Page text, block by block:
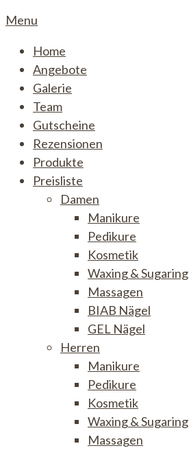
Menu
Home
Angebote
Galerie
Team
Gutscheine
Rezensionen
Produkte
Preisliste
Damen
Manikure
Pedikure
Kosmetik
Waxing & Sugaring
Massagen
BIAB Nägel
GEL Nägel
Herren
Manikure
Pedikure
Kosmetik
Waxing & Sugaring
Massagen